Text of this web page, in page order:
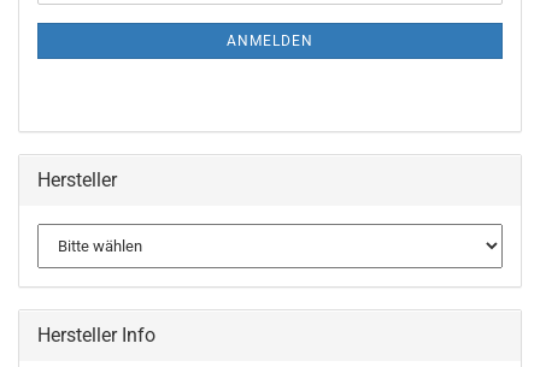
ANMELDEN
Hersteller
Hersteller Info